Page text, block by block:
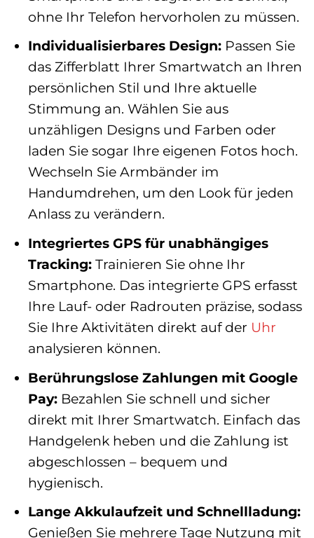
ohne Ihr Telefon hervorholen zu müssen.
Individualisierbares Design:Passen Sie
das Zifferblatt Ihrer Smartwatch an Ihren
persönlichen Stil und Ihre aktuelle
Stimmung an. Wählen Sie aus
unzähligen Designs und Farben oder
laden Sie sogar Ihre eigenen Fotos hoch.
Wechseln Sie Armbänder im
Handumdrehen, um den Look für jeden
Anlass zu verändern.
Integriertes GPS für unabhängiges
Tracking:Trainieren Sie ohne Ihr
Smartphone. Das integrierte GPS erfasst
Ihre Lauf- oder Radrouten präzise, sodass
Sie Ihre Aktivitäten direkt auf der Uhr
analysieren können.
Berührungslose Zahlungen mit Google
Pay:Bezahlen Sie schnell und sicher
direkt mit Ihrer Smartwatch. Einfach das
Handgelenk heben und die Zahlung ist
abgeschlossen – bequem und
hygienisch.
Lange Akkulaufzeit und Schnellladung:
Genießen Sie mehrere Tage Nutzung mit